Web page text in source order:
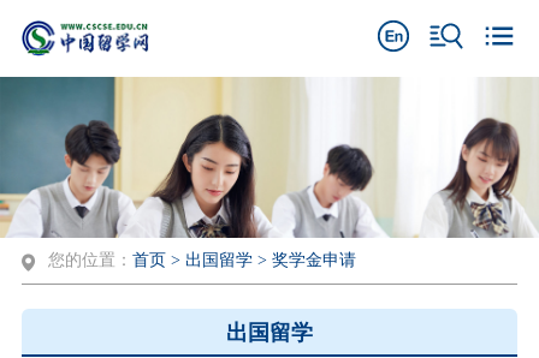
您的位置： 首页 > 出国留学> 奖学金申请
出国留学